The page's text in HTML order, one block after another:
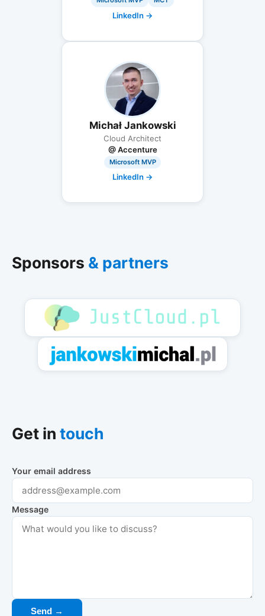
LinkedIn →
Michał Jankowski
Cloud Architect
@ Accenture
Microsoft MVP
LinkedIn →
Sponsors & partners
Get in touch
Your email address
Message
Send →